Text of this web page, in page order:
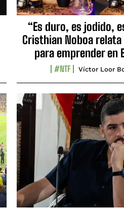
“Es duro, es jodido,
Cristhian Noboa
para emprender en
#NTF Víctor Loor